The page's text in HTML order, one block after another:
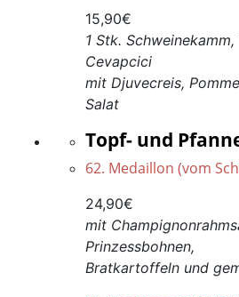
15,90€
1 Stk.
Cevapcici
mit Djuvecreis,
Salat
Topf- und
62. Medaillon (vom
24,90€
mit
Prinzessbohnen,
Bratkartoffeln und